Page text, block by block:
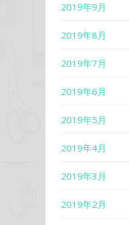
2019年9月
2019年8月
2019年7月
2019年6月
2019年5月
2019年4月
2019年3月
2019年2月